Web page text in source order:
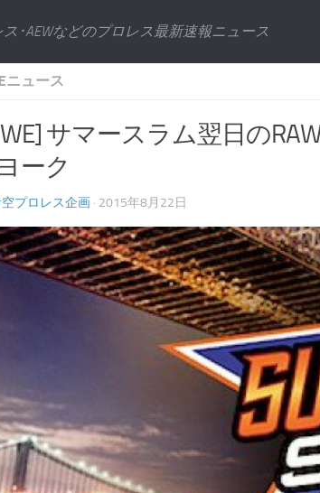
･AEWなどのプロレス最新速報ニュース
ニュース
サマースラム翌日の
ーク
プロレス企画 · 2015年8月22日